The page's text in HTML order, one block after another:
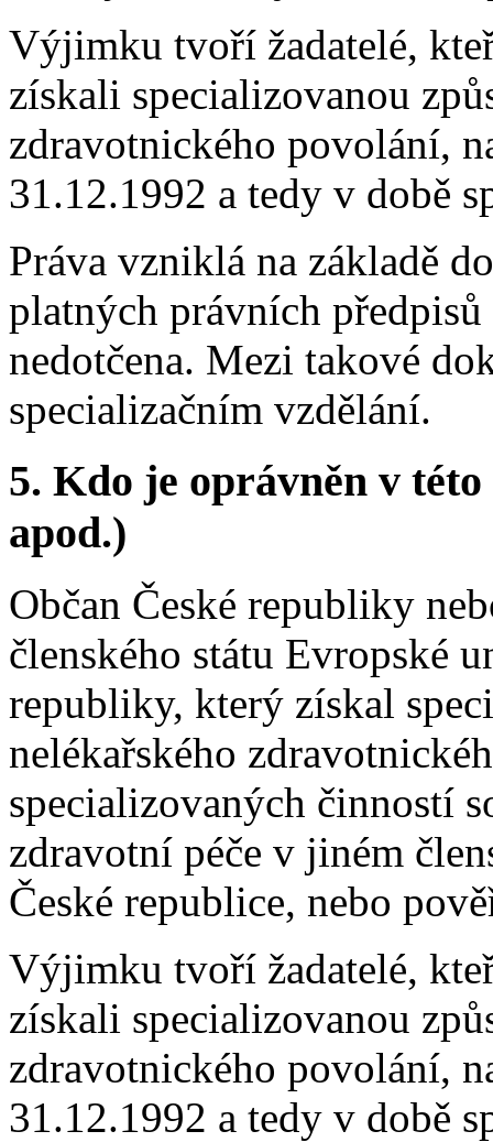
Výjimku tvoří žadatelé,
získali specializovanou
zdravotnického povolání,
31.12.1992 a tedy v době
Práva vzniklá na základě
platných právních
nedotčena. Mezi takové
specializačním vzdělání.
5. Kdo je oprávněn v
apod.)
Občan České republiky
členského státu Evropské
republiky, který získal
nelékařského
specializovaných činností
zdravotní péče v jiném
České republice, nebo
Výjimku tvoří žadatelé,
získali specializovanou
zdravotnického povolání,
31.12.1992 a tedy v době